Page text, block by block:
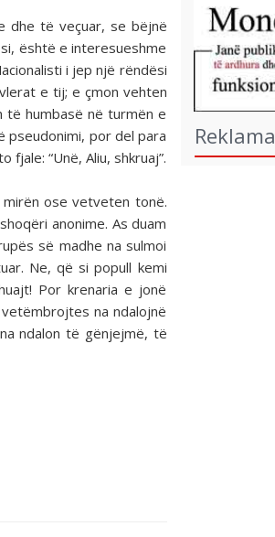
dhe të veçuar, se bëjnë
është e interesueshme
i jep një rëndësi
e tij; e çmon vehten
humbasë në turmën e
pseudonimi, por del para
“Unë, Aliu, shkruaj”.
ose vetveten tonë.
anonime. As duam
së madhe na sulmoi
Ne, që si popull kemi
Por krenaria e jonë
na ndalojnë
ndalon të gënjejmë, të
Reklama